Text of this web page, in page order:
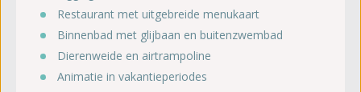
Restaurant met uitgebreide menukaart
Binnenbad met glijbaan en buitenzwembad
Dierenweide en airtrampoline
Animatie in vakantieperiodes